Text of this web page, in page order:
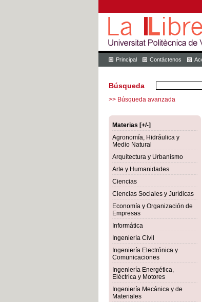
Principal Contáctenos
Búsqueda
>> Búsqueda avanzada
Materias [+/-]
Agronomía, Hidráulica y
Medio Natural
Arquitectura y Urbanismo
Arte y Humanidades
Ciencias
Ciencias Sociales y Jurídicas
Economía y Organización de
Empresas
Informática
Ingeniería Civil
Ingeniería Electrónica y
Comunicaciones
Ingeniería Energética,
Eléctrica y Motores
Ingeniería Mecánica y de
Materiales